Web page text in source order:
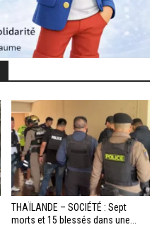
THAÏLANDE – SOCIÉTÉ : Sept
morts et 15 blessés dans une...